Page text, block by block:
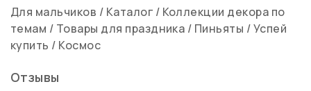
Для мальчиков / Каталог / Коллекции декора по
темам / Товары для праздника / Пиньяты /Успей
купить / Космос
Отзывы